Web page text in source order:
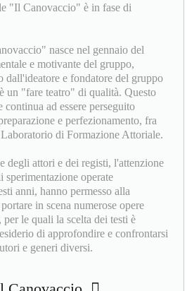
"Il Canovaccio" è in fase di
nasce nel gennaio del
e motivante del gruppo,
dall'ideatore e fondatore del gruppo
un "fare teatro" di qualità. Questo
continua ad essere perseguito
e perfezionamento, fra
di Formazione Attoriale.
degli attori e dei registi, l'attenzione
operate
anni, hanno permesso alla
in scena numerose opere
le quali la scelta dei testi è
di approfondire e confrontarsi
e generi diversi.